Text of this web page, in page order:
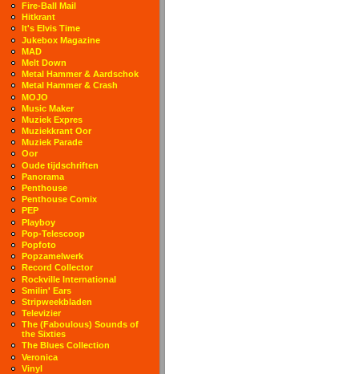
Fire-Ball Mail
Hitkrant
It's Elvis Time
Jukebox Magazine
MAD
Melt Down
Metal Hammer & Aardschok
Metal Hammer & Crash
MOJO
Music Maker
Muziek Expres
Muziekkrant Oor
Muziek Parade
Oor
Oude tijdschriften
Panorama
Penthouse
Penthouse Comix
PEP
Playboy
Pop-Telescoop
Popfoto
Popzamelwerk
Record Collector
Rockville International
Smilin' Ears
Stripweekbladen
Televizier
The (Faboulous) Sounds of
the Sixties
The Blues Collection
Veronica
Vinyl